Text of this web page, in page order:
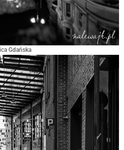
Gdańska